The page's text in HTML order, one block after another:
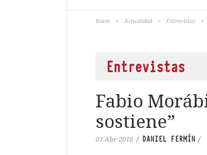
Inicio > Actualidad > Entrevistas >
Entrevistas
Fabio
sostiene”
07 Abr 2018 / DANIEL FERMÍN /